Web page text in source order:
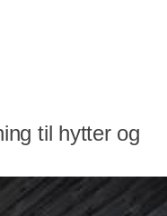
til hytter og